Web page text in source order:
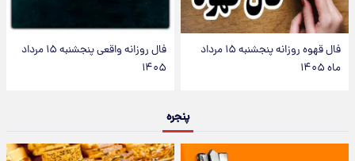
فال قهوه روزانه پنجشنبه ۱۵ مرداد
ماه ۱۴۰۵
فال روزانه واقعی پنجشنبه ۱۵ مرداد
۱۴۰۵
پنجره